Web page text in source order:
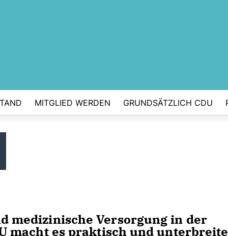
MITGLIED WERDEN GRUNDSÄTZLICH CDU
medizinische Versorgung in der
macht es praktisch und